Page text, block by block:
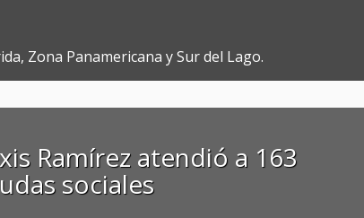
Zona Panamericana y Sur del Lago.
Ramírez atendió a 163
sociales